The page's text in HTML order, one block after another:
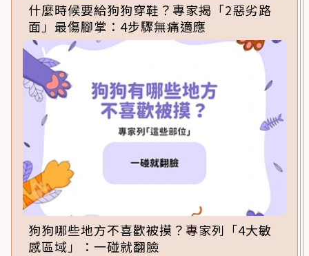
什麼時候要給狗狗穿鞋？專家揭「2惡劣路
面」最傷腳掌：4步驟無痛適應
狗狗哪些地方不喜歡被摸？專家列「4大敏
感區域」：一碰就翻臉